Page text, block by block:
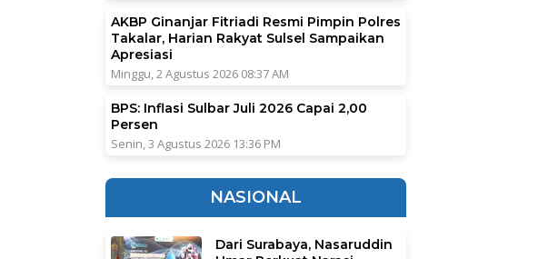
AKBP Ginanjar Fitriadi Resmi Pimpin Polres
Takalar, Harian Rakyat Sulsel Sampaikan
Apresiasi
Minggu, 2 Agustus 2026 08:37 AM
BPS: Inflasi Sulbar Juli 2026 Capai 2,00
Persen
Senin, 3 Agustus 2026 13:36 PM
NASIONAL
Dari Surabaya, Nasaruddin